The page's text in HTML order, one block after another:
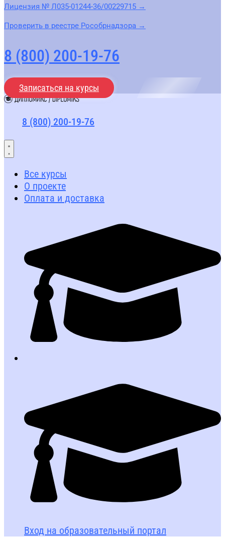
Лицензия № Л035-01244-36/00229715 →
Проверить в реестре Рособрнадзора →
8 (800) 200-19-76
Записаться на курсы
8 (800) 200-19-76
Все курсы
О проекте
Оплата и доставка
Вход на образовательный портал